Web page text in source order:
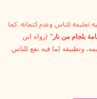
تعليمه للناس وعدم كتمانه. كما
بلجام من نار” (رواه ابن
وتطبيقه لما فيه نفع للناس.